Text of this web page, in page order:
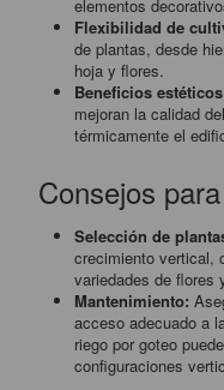
elementos
Flexibilidad de
de plantas, desde
hoja y flores.
Beneficios
mejoran la calidad
térmicamente el
Consejos
Selección de
crecimiento vertical,
variedades de flores
Mantenimiento:
acceso adecuado a
riego por goteo
configuraciones